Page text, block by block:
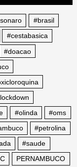
#brasil
#cestabasica
#doacao
#olinda
#oms
#petrolina
#saude
PERNAMBUCO